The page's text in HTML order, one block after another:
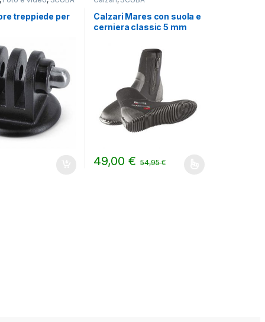
treppiede per
Calzari Mares con suola e
cerniera classic 5 mm
49,00 € 54,95€